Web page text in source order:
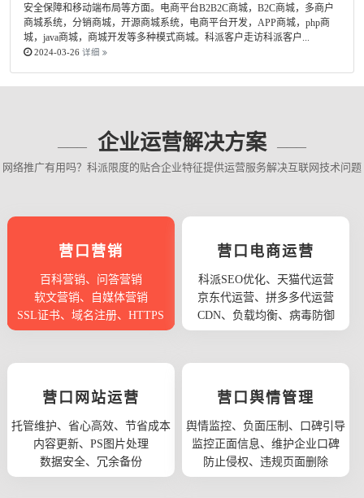
安全保障和移动端布局等方面。电商平台B2B2C商城，B2C商城，多商户
商城系统，分销商城，开源商城系统，电商平台开发，APP商城，php商
城，java商城，商城开发等多种模式商城。科派客户走访科派客户...
2024-03-26 详细
企业运营解决方案
网络推广有用吗？科派限度的贴合企业特征提供运营服务解决互联网技术问题
营口营销
百科营销、问答营销
软文营销、自媒体营销
SSL证书、域名注册、HTTPS
营口电商运营
科派SEO优化、天猫代运营
京东代运营、拼多多代运营
CDN、负载均衡、病毒防御
营口网站运营
托管维护、省心高效、节省成本
内容更新、PS图片处理
数据安全、冗余备份
营口舆情管理
舆情监控、负面压制、口碑引导
监控正面信息、维护企业口碑
防止侵权、违规页面删除